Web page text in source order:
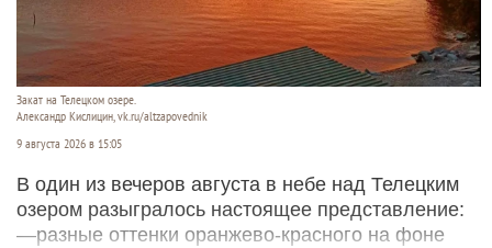
Закат на Телецком озере.
Александр Кислицин, vk.ru/altzapovednik
9 августа 2026 в 15:05
В один из вечеров августа в небе над Телецким
озером разыгралось настоящее представление:
—разные оттенки оранжево-красного на фоне